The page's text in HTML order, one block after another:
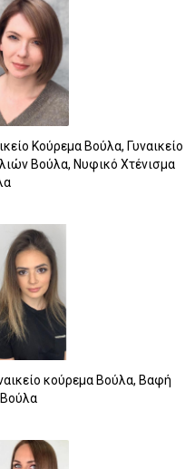
Κούρεμα Βούλα, Γυναικείο
Βούλα, Νυφικό Χτένισμα
κούρεμα Βούλα, Βαφή